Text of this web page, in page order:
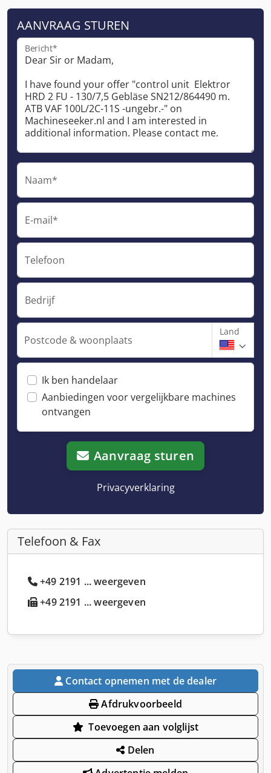
AANVRAAG STUREN
Bericht*
Naam*
E-mail*
Telefoon
Bedrijf
Postcode & woonplaats
Land
Ik ben handelaar
Aanbiedingen voor vergelijkbare machines
ontvangen
Aanvraag sturen
Privacyverklaring
Telefoon & Fax
+49 2191 ... weergeven
+49 2191 ... weergeven
Contact opnemen met de dealer
Afdrukvoorbeeld
Toevoegen aan volglijst
Delen